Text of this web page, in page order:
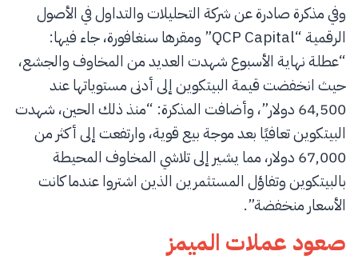
وفي مذكرة صادرة عن شركة التحليلات والتداول في الأصول
الرقمية “QCP Capital” ومقرها سنغافورة، جاء فيها:
“عطلة نهاية الأسبوع شهدت العديد من المخاوف والجشع،
حيث انخفضت قيمة البيتكوين إلى أدنى مستوياتها عند
64,500 دولار”، وأضافت المذكرة: “منذ ذلك الحين، شهدت
البيتكوين تعافيًا بعد موجة بيع قوية، وارتفعت إلى أكثر من
67,000 دولار، مما يشير إلى تلاشي المخاوف المحيطة
بالبيتكوين وتفاؤل المستثمرين الذين اشتروا عندما كانت
الأسعار منخفضة”.
صعود عملات الميمز